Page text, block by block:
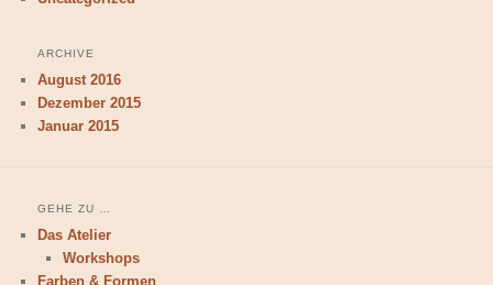
ARCHIVE
August 2016
Dezember 2015
Januar 2015
GEHE ZU …
Das Atelier
Workshops
Farben & Formen